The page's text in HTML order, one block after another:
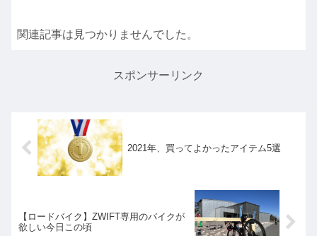
関連記事は見つかりませんでした。
スポンサーリンク
2021年、買ってよかったアイテム5選
【ロードバイク】ZWIFT専用のバイクが
欲しい今日この頃